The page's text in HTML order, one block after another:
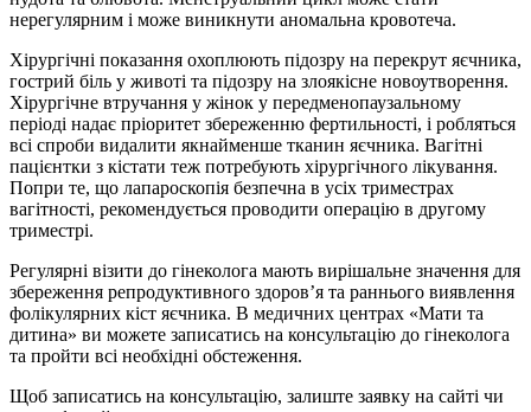
нерегулярним і може виникнути аномальна кровотеча.
Хірургічні показання охоплюють підозру на перекрут яєчника,
гострий біль у животі та підозру на злоякісне новоутворення.
Хірургічне втручання у жінок у передменопаузальному
періоді надає пріоритет збереженню фертильності, і робляться
всі спроби видалити якнайменше тканин яєчника. Вагітні
пацієнтки з кістати теж потребують хірургічного лікування.
Попри те, що лапароскопія безпечна в усіх триместрах
вагітності, рекомендується проводити операцію в другому
триместрі.
Регулярні візити до гінеколога мають вирішальне значення для
збереження репродуктивного здоров’я та раннього виявлення
фолікулярних кіст яєчника. В медичних центрах «Мати та
дитина» ви можете записатись на консультацію до гінеколога
та пройти всi необхiднi обстеження.
Щоб записатись на консультацію, залиште заявку на сайті чи